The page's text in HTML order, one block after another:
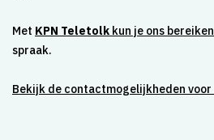
Met KPN Teletolk kun je ons bereiken
spraak.
Bekijk de contactmogelijkheden voor